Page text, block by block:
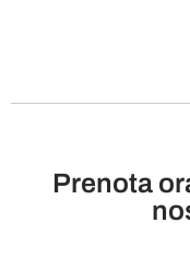
Prenota